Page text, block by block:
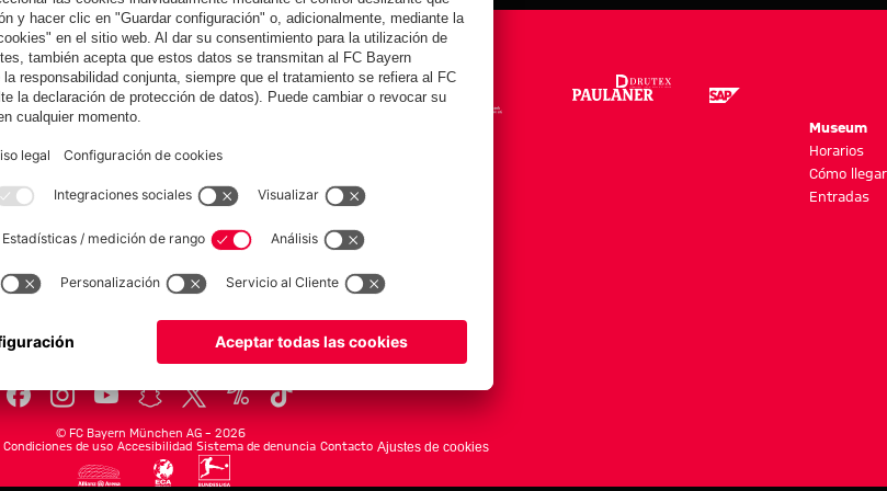
Colaborador
Jugadores
Rebajas %
Museum
Horarios
Cómo llegar
Entradas
© FC Bayern München AG – 2026
Condiciones de uso Accesibilidad Sistema de denuncia Contacto Ajustes de cookies